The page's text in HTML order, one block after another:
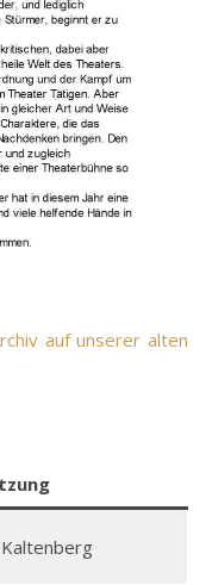
auf unserer alten